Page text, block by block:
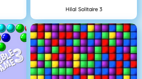
Hilal Solitaire 3